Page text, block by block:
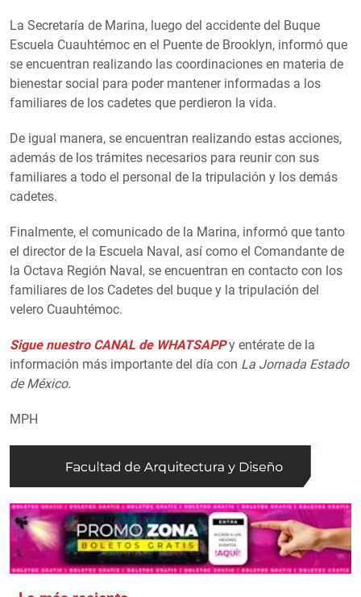
La Secretaría de Marina, luego del accidente del Buque
Escuela Cuauhtémoc en el Puente de Brooklyn, informó que
se encuentran realizando las coordinaciones en materia de
bienestar social para poder mantener informadas a los
familiares de los cadetes que perdieron la vida.
De igual manera, se encuentran realizando estas acciones,
además de los trámites necesarios para reunir con sus
familiares a todo el personal de la tripulación y los demás
cadetes.
Finalmente, el comunicado de la Marina, informó que tanto
el director de la Escuela Naval, así como el Comandante de
la Octava Región Naval, se encuentran en contacto con los
familiares de los Cadetes del buque y la tripulación del
velero Cuauhtémoc.
Sigue nuestro CANAL de WHATSAPP y entérate de la
información más importante del día con La Jornada Estado
de México.
MPH